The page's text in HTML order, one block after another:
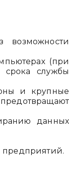
возможности
(при
службы
и крупные
данных
предприятий.